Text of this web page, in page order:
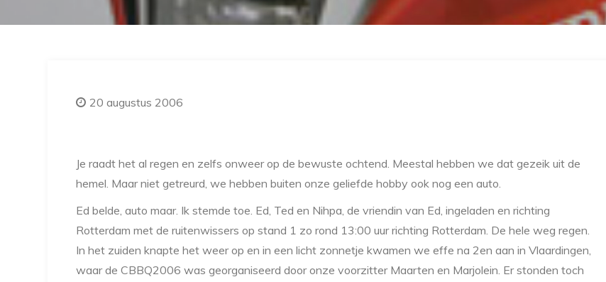
20 augustus 2006
Je raadt het al regen en zelfs onweer op de bewuste ochtend. Meestal hebben we dat gezeik uit de
hemel. Maar niet getreurd, we hebben buiten onze geliefde hobby ook nog een auto.
Ed belde, auto maar. Ik stemde toe. Ed, Ted en Nihpa, de vriendin van Ed, ingeladen en richting
Rotterdam met de ruitenwissers op stand 1 zo rond 13:00 uur richting Rotterdam. De hele weg regen.
In het zuiden knapte het weer op en in een licht zonnetje kwamen we effe na 2en aan in Vlaardingen,
waar de CBBQ2006 was georganiseerd door onze voorzitter Maarten en Marjolein. Er stonden toch